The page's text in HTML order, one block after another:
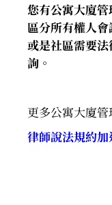
您有公寓大廈
區分所有權人
或是社區需要
詢。
更多公寓大廈
律師說法規約